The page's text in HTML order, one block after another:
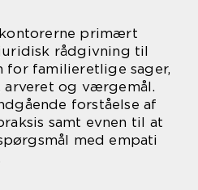
primært
rådgivning til
for familieretlige sager,
arveret og værgemål.
forståelse af
samt evnen til at
med empati